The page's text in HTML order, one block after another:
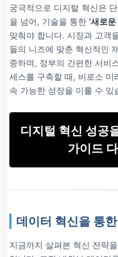
분한
드 네
순
데이
부서
불가
중앙
a
궁극적으로 디지털 혁신은
을 넘어, 기술을 통한 ‘새로
맞춰야 합니다. 시장과 고객
들의 니즈에 맞춘 혁신적인
중하며, 정부의 간편한 서비
세스를 구축할 때, 비로소 미
속 가능한 성장을 이룰 수 있
디지털 혁신 성공
가이드
데이터 혁신을 통
지금까지 살펴본 혁신 전략